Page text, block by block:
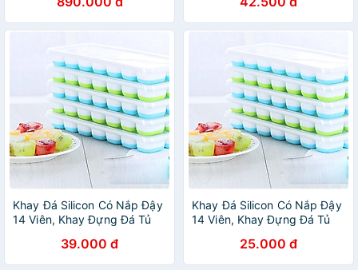
Khay Đá Silicon Có Nắp Đậy
14 Viên, Khay Đựng Đá Tủ
Bảo Quản Chống Mùi Tuyệt
Đối- Hàng Loại 1
39.000 đ
Khay Đá Silicon Có Nắp Đậy
14 Viên, Khay Đựng Đá Tủ
Bảo Quản Chống Mùi Tuyệt
Đối- Hàng Loại 1
25.000 đ